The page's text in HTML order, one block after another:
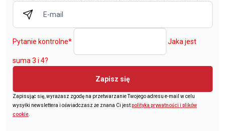
Pytanie kontrolne* Jaka jest
suma 3 i 4?
Zapisz się
Zapisując się, wyrażasz zgodę na przetwarzanie Twojego adresu e-mail w celu
wysyłki newslettera i oświadczasz że znana Ci jestpolityka prywatności i plików
cookie